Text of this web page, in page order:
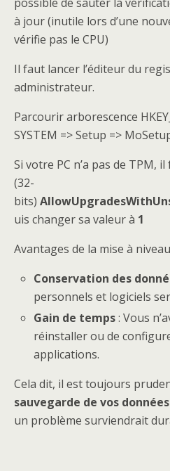
à jour (inutile lors d’une
vérifie pas le CPU)
Il faut lancer l’éditeur du
administrateur.
Parcourir arborescence
SYSTEM => Setup =>
Si votre PC n’a pas de TPM,
(32-
bits)
uis changer sa valeur à 1
Avantages de la mise à
Conservation des
personnels et logiciels
Gain de temps: Vous
réinstaller ou de
applications.
Cela dit, il est toujours
sauvegarde de vos
un problème surviendrait